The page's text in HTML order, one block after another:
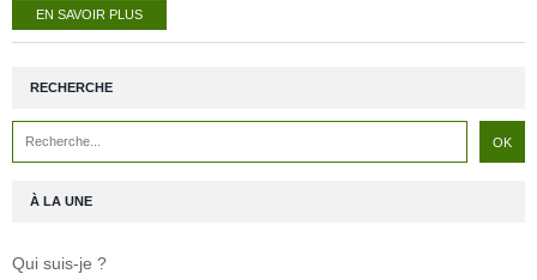
EN SAVOIR PLUS
RECHERCHE
À LA UNE
Qui suis-je ?